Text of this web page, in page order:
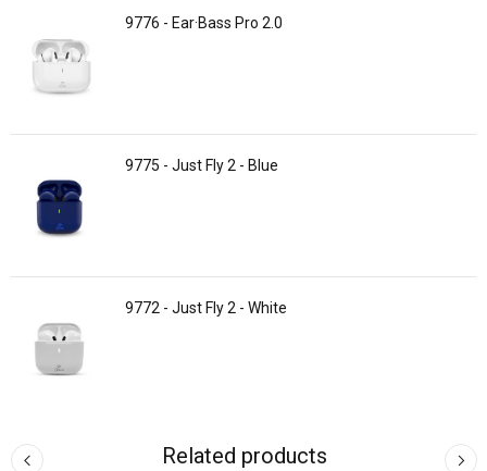
9776 - Ear·Bass Pro 2.0
9775 - Just Fly 2 - Blue
9772 - Just Fly 2 - White
Related products